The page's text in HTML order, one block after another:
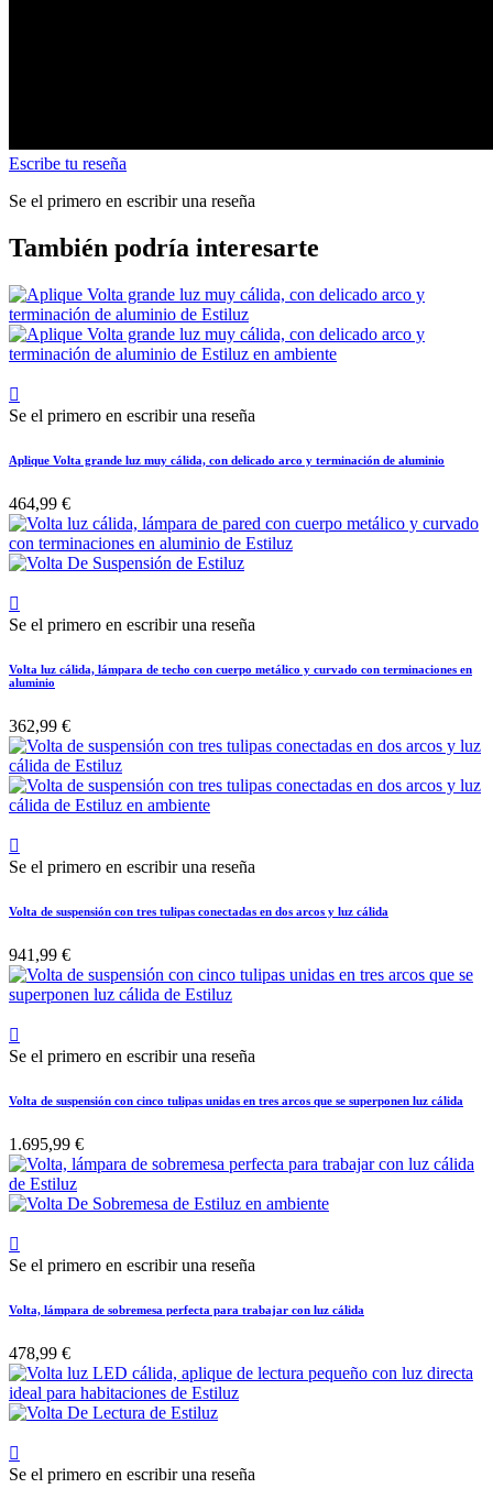
Escribe tu reseña
Se el primero en escribir una reseña
También podría interesarte

Se el primero en escribir una reseña
Aplique Volta grande luz muy cálida, con delicado arco y terminación de aluminio
464,99 €

Se el primero en escribir una reseña
Volta luz cálida, lámpara de techo con cuerpo metálico y curvado con terminaciones en
aluminio
362,99 €

Se el primero en escribir una reseña
Volta de suspensión con tres tulipas conectadas en dos arcos y luz cálida
941,99 €

Se el primero en escribir una reseña
Volta de suspensión con cinco tulipas unidas en tres arcos que se superponen luz cálida
1.695,99 €

Se el primero en escribir una reseña
Volta, lámpara de sobremesa perfecta para trabajar con luz cálida
478,99 €

Se el primero en escribir una reseña